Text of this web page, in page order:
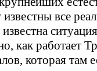
известны все
известна
как работает
которая там